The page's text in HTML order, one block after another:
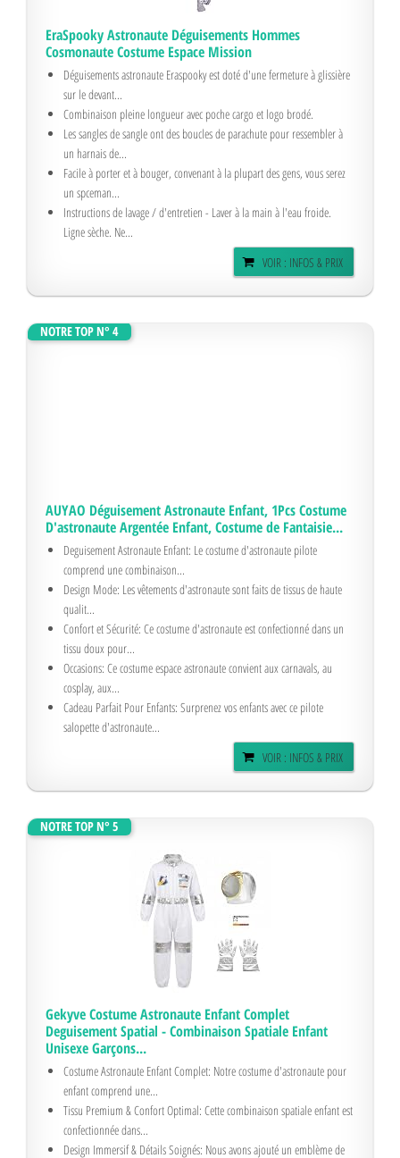
EraSpooky Astronaute Déguisements Hommes
Cosmonaute Costume Espace Mission
Déguisements astronaute Eraspooky est doté d'une fermeture à glissière
sur le devant...
Combinaison pleine longueur avec poche cargo et logo brodé.
Les sangles de sangle ont des boucles de parachute pour ressembler à
un harnais de...
Facile à porter et à bouger, convenant à la plupart des gens, vous serez
un spceman...
Instructions de lavage / d'entretien - Laver à la main à l'eau froide.
Ligne sèche. Ne...
VOIR : INFOS & PRIX
NOTRE TOP N° 4
AUYAO Déguisement Astronaute Enfant, 1Pcs Costume
D'astronaute Argentée Enfant, Costume de Fantaisie...
Deguisement Astronaute Enfant: Le costume d'astronaute pilote
comprend une combinaison...
Design Mode: Les vêtements d'astronaute sont faits de tissus de haute
qualit...
Confort et Sécurité: Ce costume d'astronaute est confectionné dans un
tissu doux pour...
Occasions: Ce costume espace astronaute convient aux carnavals, au
cosplay, aux...
Cadeau Parfait Pour Enfants: Surprenez vos enfants avec ce pilote
VOIR : INFOS & PRIX
NOTRE TOP N° 5
Gekyve Costume Astronaute Enfant Complet
Deguisement Spatial - Combinaison Spatiale Enfant
Unisexe Garçons...
Costume Astronaute Enfant Complet: Notre costume d'astronaute pour
enfant comprend une...
Tissu Premium & Confort Optimal: Cette combinaison spatiale enfant est
confectionnée dans...